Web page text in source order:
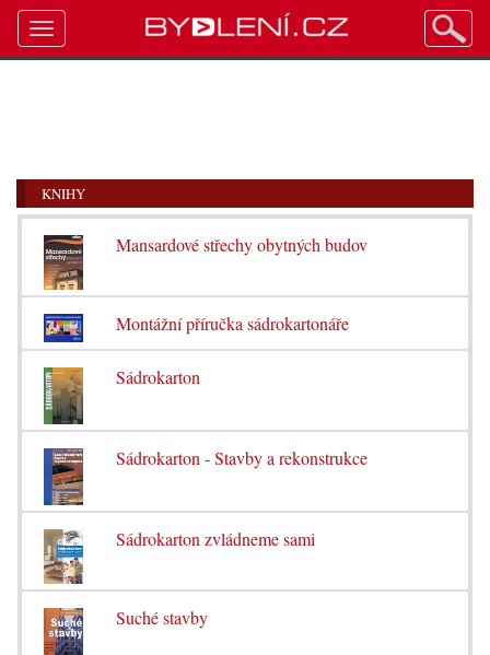
KNIHY
Mansardové střechy obytných budov
Montážní příručka sádrokartonáře
Sádrokarton
Sádrokarton - Stavby a rekonstrukce
Sádrokarton zvládneme sami
Suché stavby
Toggle
navigation